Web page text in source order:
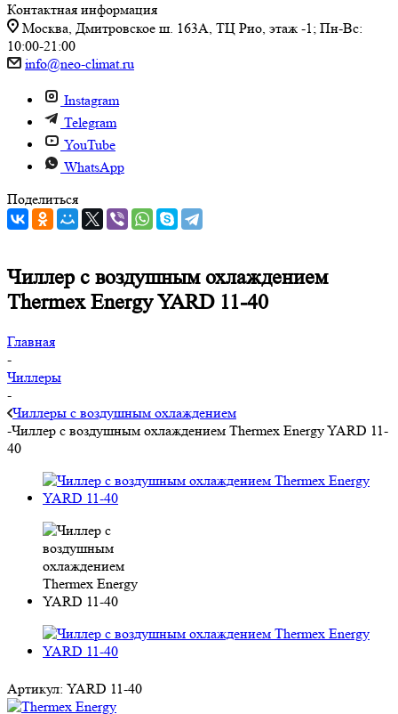
Контактная информация
Москва, Дмитровское ш. 163А, ТЦ Рио, этаж -1; Пн-Вс:
10:00-21:00
info@neo-climat.ru
Instagram
Telegram
YouTube
WhatsApp
Поделиться
Чиллер с воздушным охлаждением
Thermex Energy YARD 11-40
Главная
-
Чиллеры
-
Чиллеры с воздушным охлаждением
-Чиллер с воздушным охлаждением Thermex Energy YARD 11-
40
Артикул: YARD 11-40